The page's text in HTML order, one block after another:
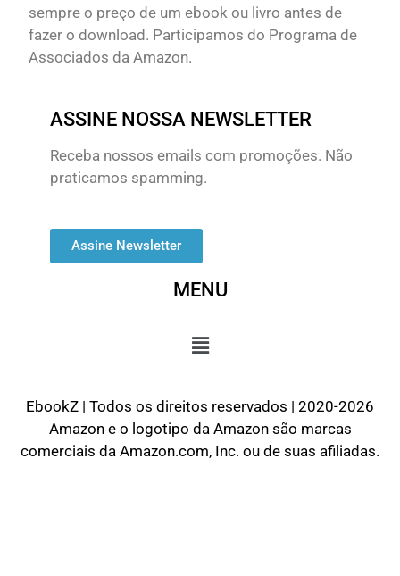
sempre o preço de um ebook ou livro antes de
fazer o download. Participamos do Programa de
Associados da Amazon.
ASSINE NOSSA NEWSLETTER
Receba nossos emails com promoções. Não
praticamos spamming.
Assine Newsletter
MENU
EbookZ | Todos os direitos reservados | 2020-2026
Amazon e o logotipo da Amazon são marcas
comerciais da Amazon.com, Inc. ou de suas afiliadas.